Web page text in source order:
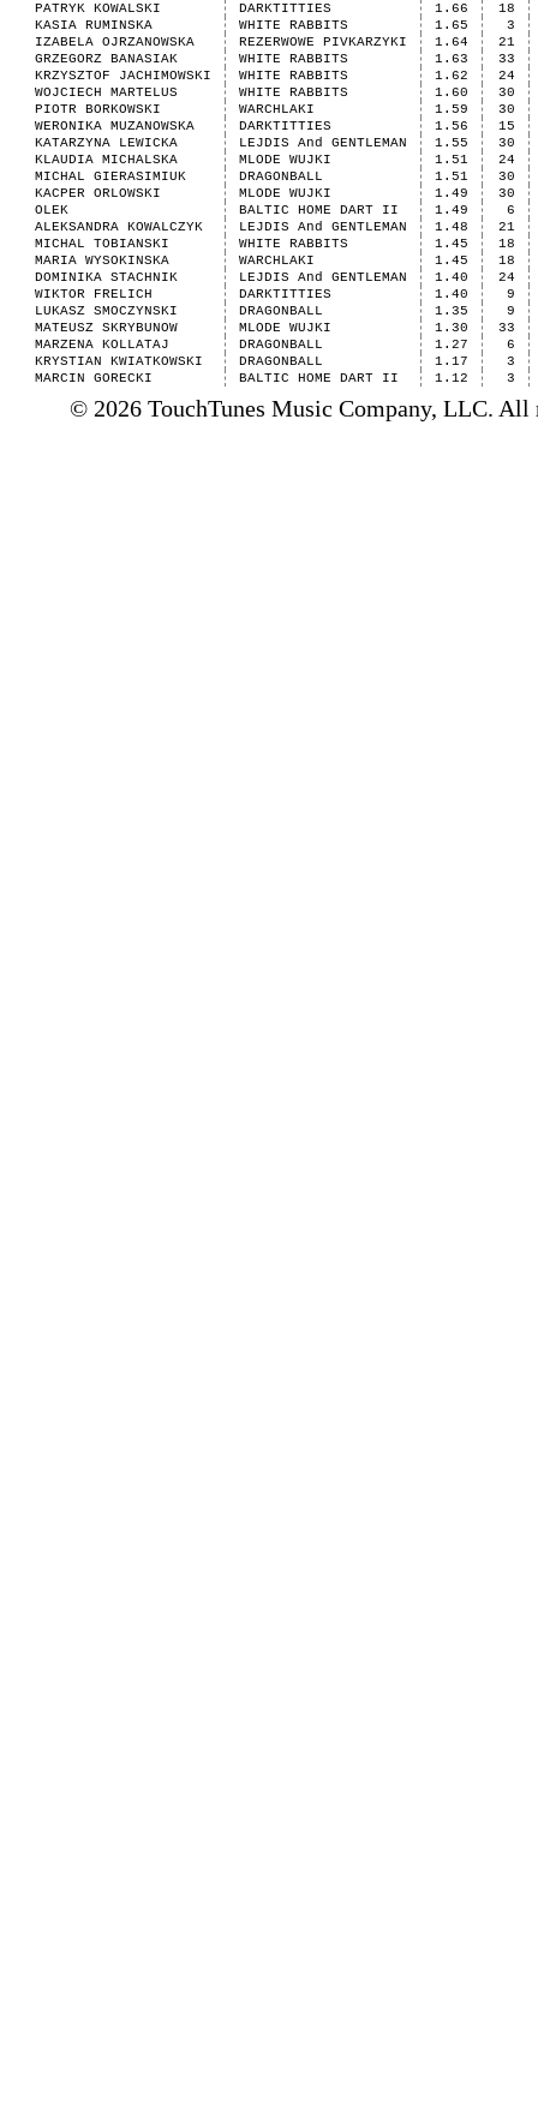
PATRYK KOWALSKI
DARKTITTIES 1.66
18
KASIA RUMINSKA
WHITE RABBITS 1.65
3
IZABELA OJRZANOWSKA
REZERWOWE PIVKARZYKI 1.64
21
GRZEGORZ BANASIAK
WHITE RABBITS 1.63
33
KRZYSZTOF JACHIMOWSKI
WHITE RABBITS 1.62
24
WOJCIECH MARTELUS
WHITE RABBITS 1.60
30
PIOTR BORKOWSKI
WARCHLAKI 1.59
30
WERONIKA MUZANOWSKA
DARKTITTIES 1.56
15
KATARZYNA LEWICKA
LEJDIS And GENTLEMAN 1.55
30
KLAUDIA MICHALSKA
MLODE WUJKI 1.51
24
MICHAL GIERASIMIUK
DRAGONBALL 1.51
30
KACPER ORLOWSKI
MLODE WUJKI 1.49
30
OLEK
BALTIC HOME DART II 1.49
6
ALEKSANDRA KOWALCZYK
LEJDIS And GENTLEMAN 1.48
21
MICHAL TOBIANSKI
WHITE RABBITS 1.45
18
MARIA WYSOKINSKA
WARCHLAKI 1.45
18
DOMINIKA STACHNIK
LEJDIS And GENTLEMAN 1.40
24
WIKTOR FRELICH
DARKTITTIES 1.40
9
LUKASZ SMOCZYNSKI
DRAGONBALL 1.35
9
MATEUSZ SKRYBUNOW
MLODE WUJKI 1.30
33
MARZENA KOLLATAJ
DRAGONBALL 1.27
6
KRYSTIAN KWIATKOWSKI
DRAGONBALL 1.17
3
MARCIN GORECKI
BALTIC HOME DART II 1.12 3
© 2026 TouchTunes Music Company, LLC. All